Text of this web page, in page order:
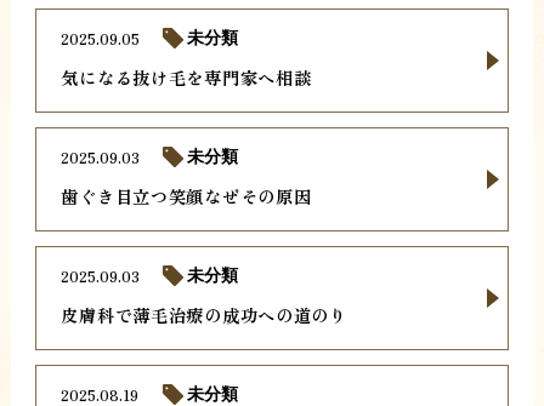
気になる抜け毛を専門家へ相談
2025.09.05 未分類
歯ぐき目立つ笑顔なぜその原因
2025.09.03 未分類
皮膚科で薄毛治療の成功への道のり
2025.09.03 未分類
2025.08.19 未分類